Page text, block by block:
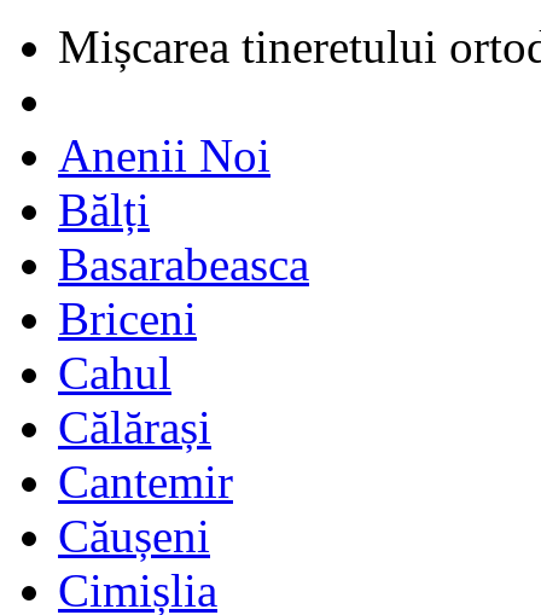
Mișcarea tineretului
Anenii Noi
Bălți
Basarabeasca
Briceni
Cahul
Călărași
Cantemir
Căușeni
Cimișlia